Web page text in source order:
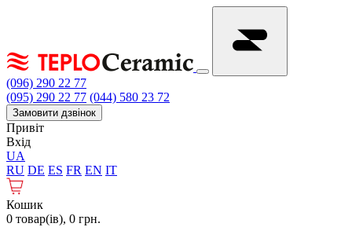
(096) 290 22 77
(095) 290 22 77 (044) 580 23 72
Замовити дзвінок
Привіт
Вхід
UA
RU DE ES FR EN IT
Кошик
0 товар(ів), 0 грн.